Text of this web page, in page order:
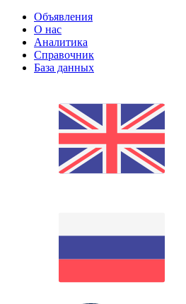
Объявления
О нас
Аналитика
Справочник
База данных